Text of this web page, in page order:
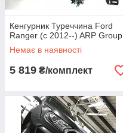
Кенгурник Туреччина Ford
Ranger (c 2012--) ARP Group
Немає в наявності
5 819 ₴/комплект